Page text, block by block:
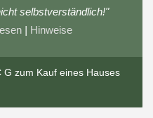
selbstverständlich!"
| Hinweise
G zum Kauf eines Hauses